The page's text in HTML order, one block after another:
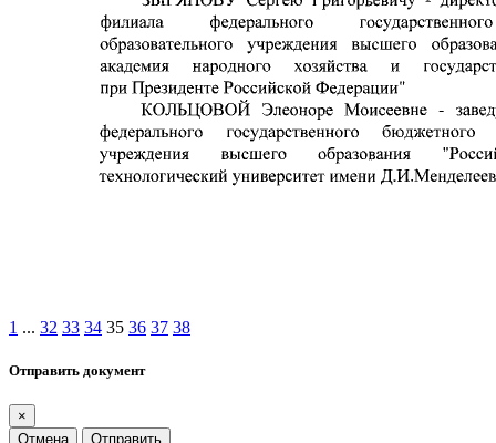
1 ... 32 33 34 35 36 37 38
Отправить документ
×
Отмена
Отправить